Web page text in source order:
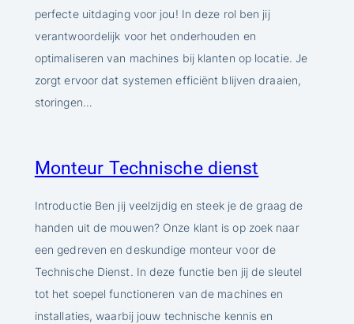
perfecte uitdaging voor jou! In deze rol ben jij
verantwoordelijk voor het onderhouden en
optimaliseren van machines bij klanten op locatie. Je
zorgt ervoor dat systemen efficiënt blijven draaien,
storingen…
Monteur Technische dienst
Introductie Ben jij veelzijdig en steek je de graag de
handen uit de mouwen? Onze klant is op zoek naar
een gedreven en deskundige monteur voor de
Technische Dienst. In deze functie ben jij de sleutel
tot het soepel functioneren van de machines en
installaties, waarbij jouw technische kennis en